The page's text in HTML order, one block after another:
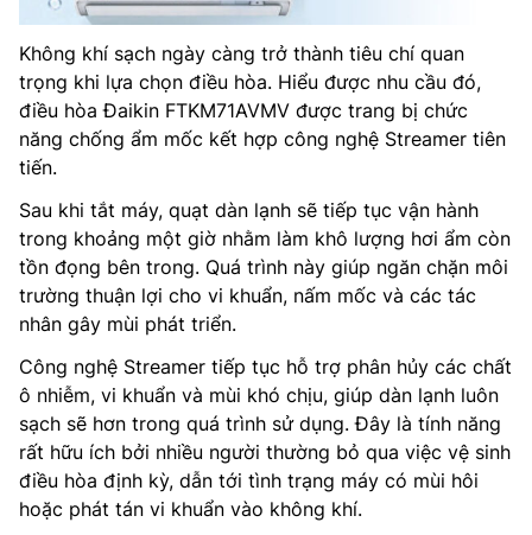
Không khí sạch ngày càng trở thành tiêu chí quan
trọng khi lựa chọn điều hòa. Hiểu được nhu cầu đó,
điều hòa Đaikin FTKM71AVMV được trang bị chức
năng chống ẩm mốc kết hợp công nghệ Streamer tiên
tiến.
Sau khi tắt máy, quạt dàn lạnh sẽ tiếp tục vận hành
trong khoảng một giờ nhằm làm khô lượng hơi ẩm còn
tồn đọng bên trong. Quá trình này giúp ngăn chặn môi
trường thuận lợi cho vi khuẩn, nấm mốc và các tác
nhân gây mùi phát triển.
Công nghệ Streamer tiếp tục hỗ trợ phân hủy các chất
ô nhiễm, vi khuẩn và mùi khó chịu, giúp dàn lạnh luôn
sạch sẽ hơn trong quá trình sử dụng. Đây là tính năng
rất hữu ích bởi nhiều người thường bỏ qua việc vệ sinh
điều hòa định kỳ, dẫn tới tình trạng máy có mùi hôi
hoặc phát tán vi khuẩn vào không khí.